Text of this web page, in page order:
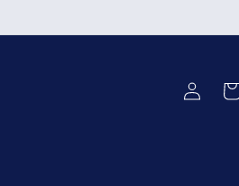
Accedi